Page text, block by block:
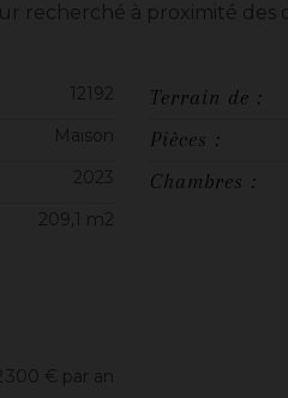
recherché à proximité des
12192
Maison
2023
209,1 m2
Terrain de :
Pièces :
Chambres :
300 € par an